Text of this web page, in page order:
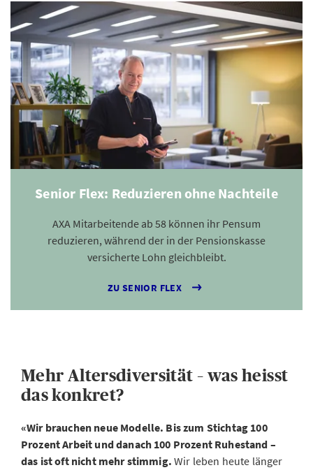
Senior Flex: Reduzieren ohne Nachteile
AXA Mitarbeitende ab 58 können ihr Pensum
reduzieren, während der in der Pensionskasse
versicherte Lohn gleichbleibt.
ZU SENIOR FLEX
Mehr Altersdiversität – was heisst
das konkret?
«Wir brauchen neue Modelle. Bis zum Stichtag 100
Prozent Arbeit und danach 100 Prozent Ruhestand –
das ist oft nicht mehr stimmig. Wir leben heute länger